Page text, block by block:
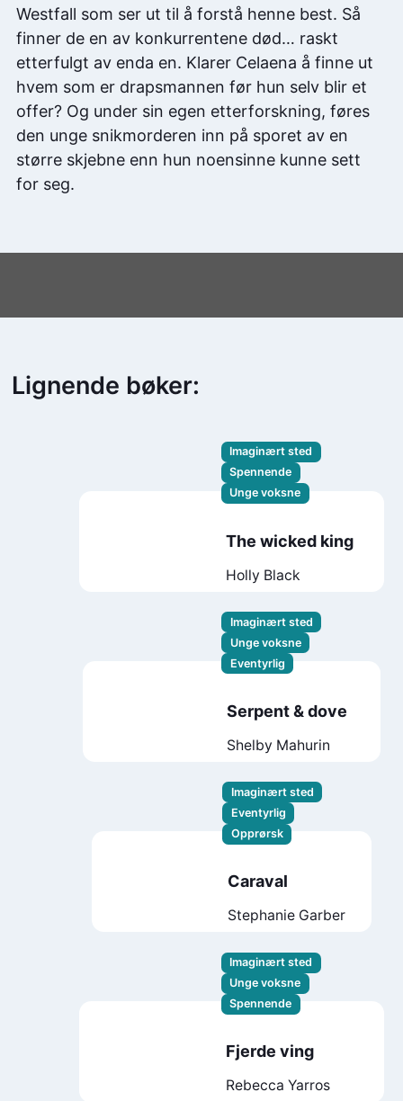
Westfall som ser ut til å forstå henne best. Så
finner de en av konkurrentene død… raskt
etterfulgt av enda en. Klarer Celaena å finne ut
hvem som er drapsmannen før hun selv blir et
offer? Og under sin egen etterforskning, føres
den unge snikmorderen inn på sporet av en
større skjebne enn hun noensinne kunne sett
for seg.
Lignende bøker:
Imaginært sted
Spennende
Unge voksne
The wicked king
Holly Black
Imaginært sted
Unge voksne
Eventyrlig
Serpent & dove
Shelby Mahurin
Imaginært sted
Eventyrlig
Opprørsk
Caraval
Stephanie Garber
Imaginært sted
Unge voksne
Spennende
Fjerde ving
Rebecca Yarros